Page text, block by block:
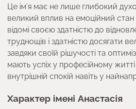
Це ім’я має не лише глибокий
великий вплив на емоційний стан
відомі своєю здатністю до
труднощів і здатністю досягати
завдяки своїй рішучості та
мають успіх у професійному житті
внутрішній спокій навіть у
Характер імені Анастасія